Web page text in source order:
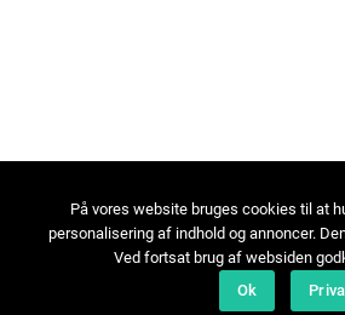
På vores website bruges cookies til at
personalisering af indhold og annoncer.
Ved fortsat brug af websiden
Ok